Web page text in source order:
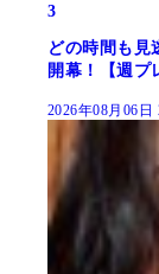
3
どの時間も
開幕！【週プ
2026年08月06日